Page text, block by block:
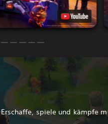
Erschaffe, spiele und kämpfe